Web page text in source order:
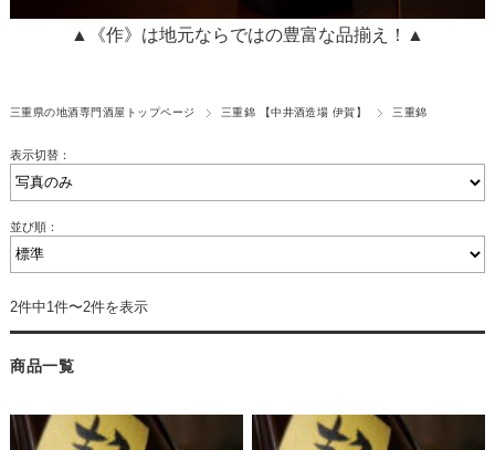
▲《作》は地元ならではの豊富な品揃え！▲
三重県の地酒専門酒屋トップページ 三重錦 【中井酒造場 伊賀】 三重錦
表示切替：
並び順：
2件中1件〜2件を表示
商品一覧